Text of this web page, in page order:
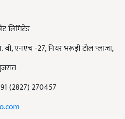
लिमिटेड
बी, एनएच -27, नियर भरूड़ी टोल प्लाजा,
(2827) 270457